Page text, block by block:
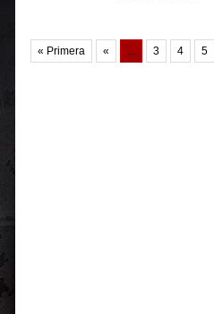
« Primera « ... 3 4 5